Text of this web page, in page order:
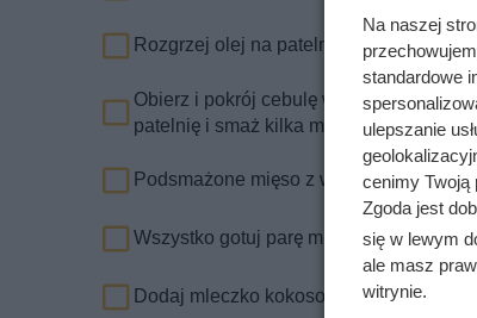
Rozgrzej olej na patelni i podsmaż na
Obierz i pokrój cebulę w kostkę,
patelnię i smaż kilka minut.
Podsmażone mięso z warzywami
Wszystko gotuj parę minut do
Dodaj mleczko kokosowe oraz
Na naszej
standardowe
ulepszanie
cenimy Twoją
Zgoda jest
się w lewym
ale masz
witrynie.